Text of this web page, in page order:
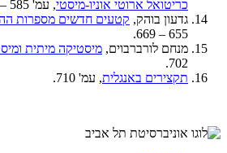
כריטואל ארוטי אוניו-מיסטי, עמ' 585 – 653.
גדעון בוהק, קטעים חדשים מספרות
655 – 669.
מנחם לורברבוים, מיסטיקה מיתית
702.
תקצירים באנגלית, עמ' 710.